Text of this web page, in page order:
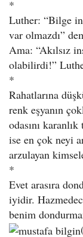
*
Luther: “Bilge
var olmazdı”
Ama: “Akılsız
olabilirdi!”
*
Rahatlarına
renk eşyanın
odasını
ise en çok neyi
arzulayan
*
Evet arasıra
iyidir.
benim